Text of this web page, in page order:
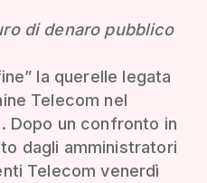
di denaro pubblico
la querelle legata
Telecom nel
Dopo un confronto in
dagli amministratori
Telecom venerdì